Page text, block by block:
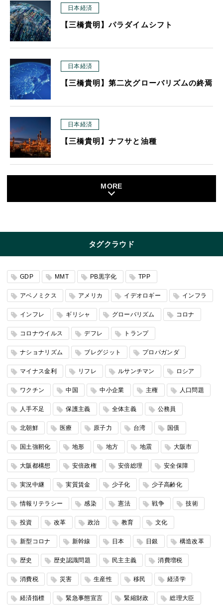
日本経済
【三橋貴明】パラダイムシフト
日本経済
【三橋貴明】第二次グローバリズムの終焉
日本経済
【三橋貴明】ナフサと油種
MORE
タグクラウド
GDP MMT PB黒字化 TPP
アベノミクス アメリカ イデオロギー インフラ
インフレ ギリシャ グローバリズム コロナ
コロナウイルス デフレ トランプ
ナショナリズム ブレグジット プロパガンダ
マイナス金利 リフレ ルサンチマン ロシア
ワクチン 中国 中小企業 主権 人口問題
人手不足 保護主義 全体主義 公務員
北朝鮮 医療 原子力 台湾 国債
国土強靭化 地形 地方 地震 大阪市
大阪都構想 安倍政権 安倍総理 安全保障
実況中継 実質賃金 少子化 少子高齢化
情報リテラシー 感染 憲法 戦争 技術
投資 改革 政治 教育 文化
新型コロナ 新幹線 日本 日銀 構造改革
歴史 歴史認識問題 民主主義 消費増税
消費税 災害 生産性 移民 経済学
経済指標 緊急事態宣言 緊縮財政 総理大臣